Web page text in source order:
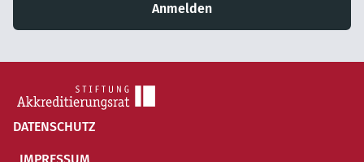
Anmelden
DATENSCHUTZ